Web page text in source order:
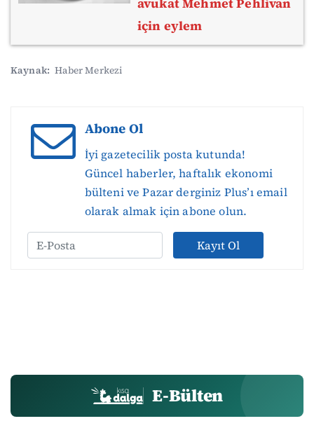
avukat Mehmet Pehlivan
için eylem
Kaynak: Haber Merkezi
Abone Ol
İyi gazetecilik posta kutunda!
Güncel haberler, haftalık ekonomi
bülteni ve Pazar derginiz Plus’ı email
olarak almak için abone olun.
Kayıt Ol
E-Bülten